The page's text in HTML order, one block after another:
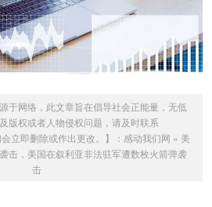
于网络，此文章旨在倡导社会正能量，无低
版权或者人物侵权问题，请及时联系
立即删除或作出更改。】： 感动我们网 » 美
击，美国在叙利亚非法驻军遭数枚火箭弹袭
击